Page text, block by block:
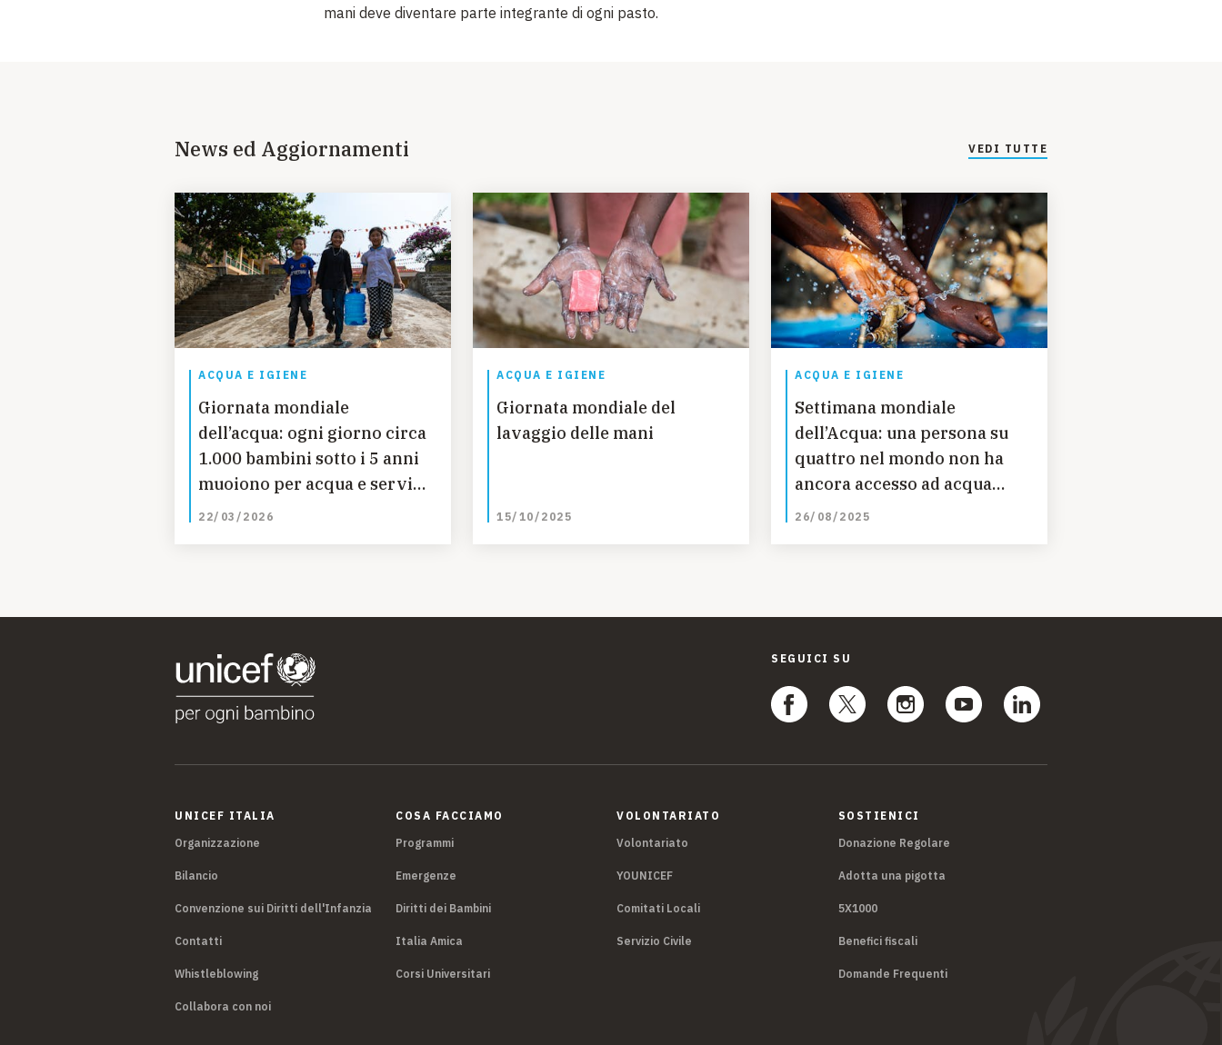
mani deve diventare parte integrante di ogni pasto.
News ed Aggiornamenti VEDI TUTTE
ACQUA E IGIENE
Giornata mondiale
dell’acqua: ogni giorno circa
1.000 bambini sotto i 5 anni
muoiono per acqua e servizi
igienico-sanitari non sicuri
22/03/2026
ACQUA E IGIENE
Giornata mondiale del
lavaggio delle mani
15/10/2025
ACQUA E IGIENE
Settimana mondiale
dell’Acqua: una persona su
quattro nel mondo non ha
ancora accesso ad acqua
potabile sicura
26/08/2025
SEGUICI SU
UNICEF ITALIA
Organizzazione
Bilancio
Convenzione sui Diritti dell'Infanzia
Contatti
Whistleblowing
Collabora con noi
COSA FACCIAMO
Programmi
Emergenze
Diritti dei Bambini
Italia Amica
Corsi Universitari
VOLONTARIATO
Volontariato
YOUNICEF
Comitati Locali
Servizio Civile
SOSTIENICI
Donazione Regolare
Adotta una pigotta
5X1000
Benefici fiscali
Domande Frequenti